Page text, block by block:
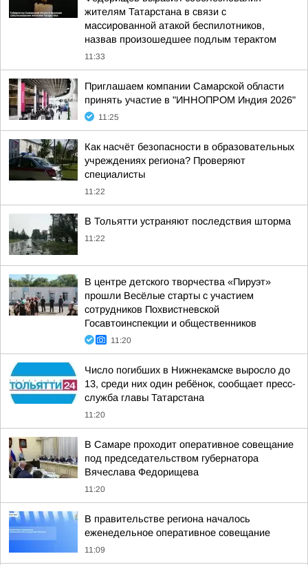
жителям Татарстана в связи с
массированной атакой беспилотников,
назвав произошедшее подлым терактом
11:33
Приглашаем компании Самарской области
принять участие в "ИННОПРОМ Индия 2026"
11:25
Как насчёт безопасности в образовательных
учреждениях региона? Проверяют
специалисты
11:22
В Тольятти устраняют последствия шторма
11:22
В центре детского творчества «Пируэт»
прошли Весёлые старты с участием
сотрудников Похвистневской
Госавтоинспекции и общественников
11:20
Число погибших в Нижнекамске выросло до
13, среди них один ребёнок, сообщает пресс-
служба главы Татарстана
11:20
В Самаре проходит оперативное совещание
под председательством губернатора
Вячеслава Федорищева
11:20
В правительстве региона началось
еженедельное оперативное совещание
11:09